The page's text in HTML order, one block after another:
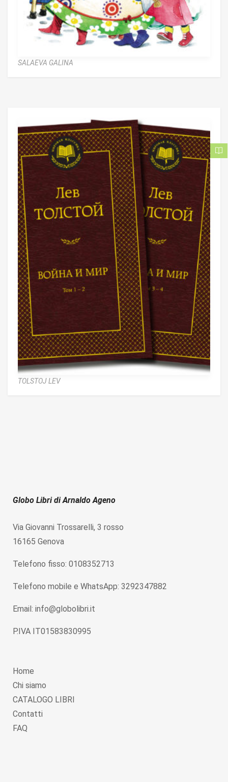
SALAEVA GALINA
TOLSTOJ LEV
Globo Libri di Arnaldo Ageno
Via Giovanni Trossarelli, 3 rosso
16165 Genova
Telefono fisso: 0108352713
Telefono mobile e WhatsApp: 3292347882
Email: info@globolibri.it
P.IVA IT01583830995
Home
Chi siamo
CATALOGO LIBRI
Contatti
FAQ